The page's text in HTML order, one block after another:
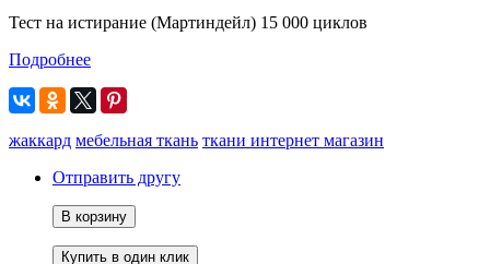
Тест на истирание (Мартиндейл) 15 000 циклов
Подробнее
жаккард мебельная ткань ткани интернет магазин
Отправить другу
В корзину